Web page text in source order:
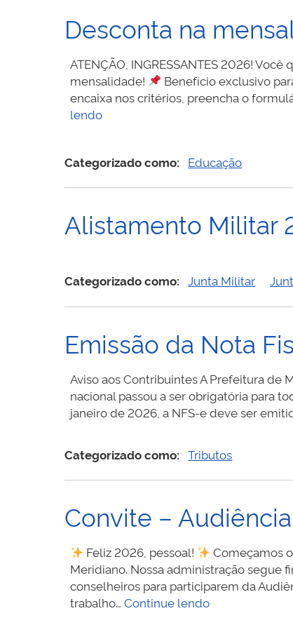
Desconta na
ATENÇÃO, INGRESSANTES 2026!
mensalidade!
Benefício exclusivo
encaixa nos critérios, preencha o
lendoDesconta
Categorizado como:
Educação
Alistamento Militar
Categorizado como: Junta Militar
Emissão da Nota
Aviso aos Contribuintes A Prefeitura de
nacional passou a ser obrigatória para
janeiro de 2026, a NFS-e deve ser
Categorizado como: Tributos
Convite –
Feliz 2026, pessoal!
Começamos
Meridiano. Nossa administração segue
conselheiros para participarem da
trabalho… Continue lendoConvite